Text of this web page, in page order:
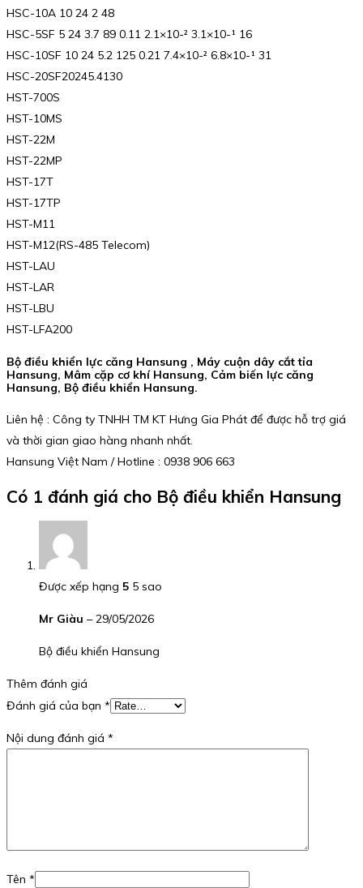
HSC-10A 10 24 2 48
HSC-5SF 5 24 3.7 89 0.11 2.1×10-² 3.1×10-¹ 16
HSC-10SF 10 24 5.2 125 0.21 7.4×10-² 6.8×10-¹ 31
HSC-20SF20245.4130
HST-700S
HST-10MS
HST-22M
HST-22MP
HST-17T
HST-17TP
HST-M11
HST-M12(RS-485 Telecom)
HST-LAU
HST-LAR
HST-LBU
HST-LFA200
Bộ điều khiển lực căng Hansung , Máy cuộn dây cắt tỉa
Hansung, Mâm cặp cơ khí Hansung, Cảm biến lực căng
Hansung, Bộ điều khiển Hansung.
Liên hệ : Công ty TNHH TM KT Hưng Gia Phát để được hỗ trợ giá
và thời gian giao hàng nhanh nhất.
Hansung Việt Nam / Hotline : 0938 906 663
Có 1 đánh giá cho Bộ điều khiển Hansung
Được xếp hạng 5 5 sao
Mr Giàu – 29/05/2026
Bộ điều khiển Hansung
Thêm đánh giá
Đánh giá của bạn *
Nội dung đánh giá *
Tên *